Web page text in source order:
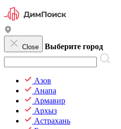
Close Выберите город
Азов
Анапа
Армавир
Архыз
Астрахань